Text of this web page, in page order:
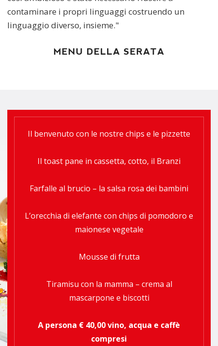
contaminare i propri linguaggi costruendo un
linguaggio diverso, insieme."
MENU DELLA SERATA
Il benvenuto con le nostre chips e le pizzette
Il toast pane in cassetta, cotto, il Branzi
Farfalle al brucio – la salsa rosa dei bambini
L’orecchia di elefante con chips di pomodoro e
maionese vegetale
Mousse di frutta
Tiramisu con la mamma – crema al
mascarpone e biscotti
A persona € 40,00 vino, acqua e caffè
compresi